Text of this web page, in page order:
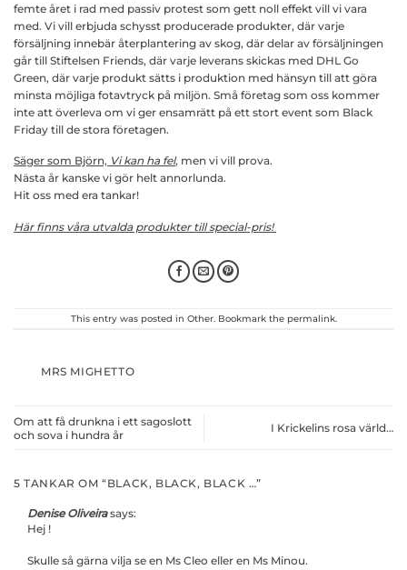
femte året i rad med passiv protest som gett noll effekt vill vi vara
med. Vi vill erbjuda schysst producerade produkter, där varje
försäljning innebär återplantering av skog, där delar av försäljningen
går till Stiftelsen Friends, där varje leverans skickas med DHL Go
Green, där varje produkt sätts i produktion med hänsyn till att göra
minsta möjliga fotavtryck på miljön. Små företag som oss kommer
inte att överleva om vi ger ensamrätt på ett stort event som Black
Friday till de stora företagen.
Säger som Björn, Vi kan ha fel, men vi vill prova.
Nästa år kanske vi gör helt annorlunda.
Hit oss med era tankar!
Här finns våra utvalda produkter till special-pris!
This entry was posted in Other. Bookmark the permalink.
MRS MIGHETTO
Om att få drunkna i ett sagoslott
och sova i hundra år
I Krickelins rosa värld…
5 TANKAR OM “BLACK, BLACK, BLACK …”
Denise Oliveira says:
Hej !
Skulle så gärna vilja se en Ms Cleo eller en Ms Minou.